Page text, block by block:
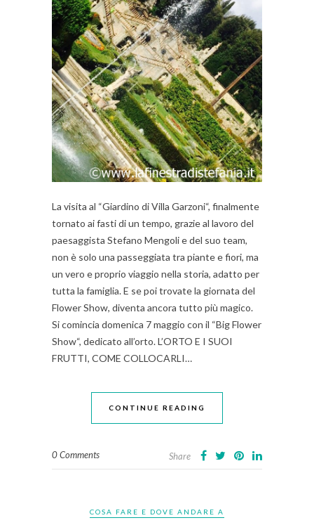
La visita al “Giardino di Villa Garzoni“, finalmente
tornato ai fasti di un tempo, grazie al lavoro del
paesaggista Stefano Mengoli e del suo team,
non è solo una passeggiata tra piante e fiori, ma
un vero e proprio viaggio nella storia, adatto per
tutta la famiglia. E se poi trovate la giornata del
Flower Show, diventa ancora tutto più magico.
Si comincia domenica 7 maggio con il “Big Flower
Show“, dedicato all’orto. L’ORTO E I SUOI
FRUTTI, COME COLLOCARLI…
CONTINUE READING
0 Comments Share
COSA FARE E DOVE ANDARE A